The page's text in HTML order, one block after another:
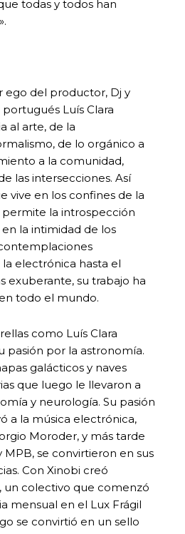
todas y todos han
ego del productor, Dj y
Luís Clara
al arte, de la
de lo orgánico a
a la comunidad,
las intersecciones. Así
vive en los confines de la
la introspección
la intimidad de los
electrónica hasta el
exuberante, su trabajo ha
todo el mundo.
como Luís Clara
pasión por la astronomía.
galácticos y naves
que luego le llevaron a
y neurología. Su pasión
a la música electrónica,
Moroder, y más tarde
MPB, se convirtieron en sus
Con Xinobi creó
un colectivo que comenzó
mensual en el Lux Frágil
se convirtió en un sello